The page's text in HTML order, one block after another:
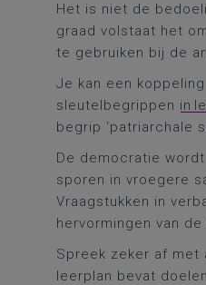
Het is niet de
graad volstaat het
te gebruiken bij de
Je kan een
sleutelbegrippen in
begrip ‘patriarchale
De democratie
sporen in vroegere
Vraagstukken in
hervormingen van
Spreek zeker af met
leerplan bevat